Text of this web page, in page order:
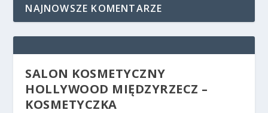
NAJNOWSZE KOMENTARZE
SALON KOSMETYCZNY
HOLLYWOOD MIĘDZYRZECZ –
KOSMETYCZKA